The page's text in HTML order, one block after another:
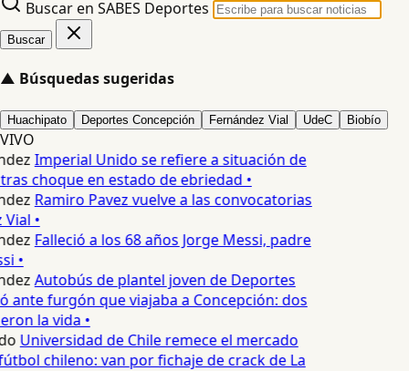
Buscar en SABES Deportes
Buscar
▲ Búsquedas sugeridas
Huachipato Deportes Concepción Fernández Vial UdeC Biobío
VIVO
Imperial Unido se refiere a situación de
choque en estado de ebriedad •
Ramiro Pavez vuelve a las convocatorias
•
Falleció a los 68 años Jorge Messi, padre
•
Autobús de plantel joven de Deportes
ante furgón que viajaba a Concepción: dos
la vida •
Universidad de Chile remece el mercado
chileno: van por fichaje de crack de La